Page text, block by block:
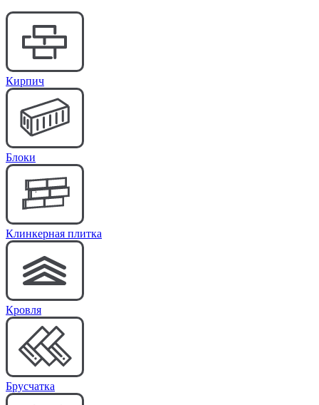
Кирпич
Блоки
Клинкерная плитка
Кровля
Брусчатка